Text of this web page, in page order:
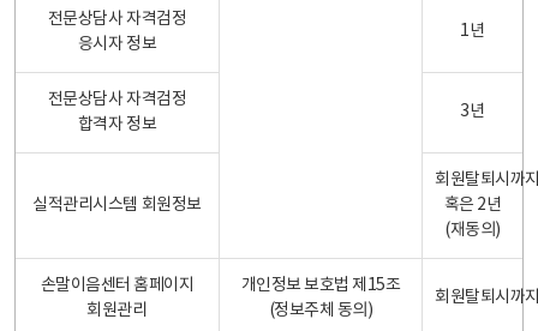
전문상담사 자격검정
응시자 정보
1년
전문상담사 자격검정
합격자 정보
3년
실적관리시스템 회원정보
회원탈퇴시까
혹은 2년
(재동의)
손말이음센터 홈페이지
회원관리
개인정보 보호법 제15조
(정보주체 동의)
회원탈퇴시까